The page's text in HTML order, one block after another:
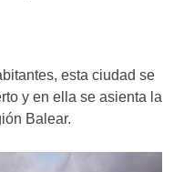
esta ciudad se
y en ella se asienta la
Balear.